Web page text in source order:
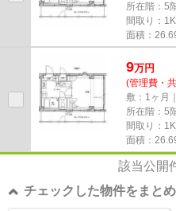
所在階：5
間取り：1K
面積：
9万円
(管理費・
敷：1ヶ月
所在階：5
間取り：1K
面積：
該当公開
チェックした物件をまと